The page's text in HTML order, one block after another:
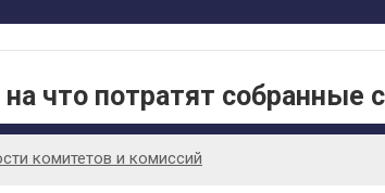
что потратят собранные
комитетов и комиссий